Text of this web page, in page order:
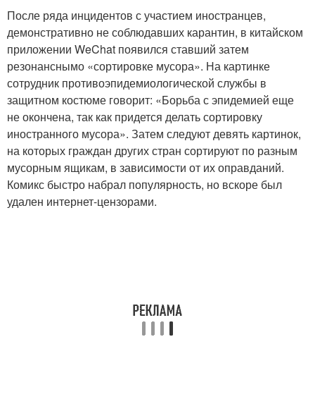
После ряда инцидентов с участием иностранцев,
демонстративно не соблюдавших карантин, в китайском
приложении WeChat появился ставший затем
резонанснымо «сортировке мусора». На картинке
сотрудник противоэпидемиологической службы в
защитном костюме говорит: «Борьба с эпидемией еще
не окончена, так как придется делать сортировку
иностранного мусора». Затем следуют девять картинок,
на которых граждан других стран сортируют по разным
мусорным ящикам, в зависимости от их оправданий.
Комикс быстро набрал популярность, но вскоре был
удален интернет-цензорами.